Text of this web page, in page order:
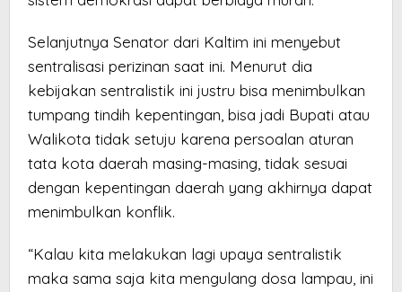
Selanjutnya Senator dari Kaltim ini menyebut
sentralisasi perizinan saat ini. Menurut dia
kebijakan sentralistik ini justru bisa menimbulkan
tumpang tindih kepentingan, bisa jadi Bupati atau
Walikota tidak setuju karena persoalan aturan
tata kota daerah masing-masing, tidak sesuai
dengan kepentingan daerah yang akhirnya dapat
menimbulkan konflik.
“Kalau kita melakukan lagi upaya sentralistik
maka sama saja kita mengulang dosa lampau, ini